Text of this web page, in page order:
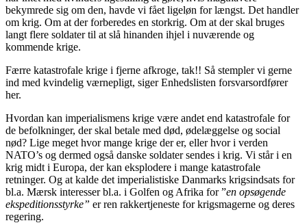
bekymrede sig om den, havde vi fået ligeløn for længst. Det handler
om krig. Om at der forberedes en storkrig. Om at der skal bruges
langt flere soldater til at slå hinanden ihjel i nuværende og
kommende krige.
Færre katastrofale krige i fjerne afkroge, tak!! Så stempler vi gerne
ind med kvindelig værnepligt, siger Enhedslisten forsvarsordfører
her.
Hvordan kan imperialismens krige være andet end katastrofale for
de befolkninger, der skal betale med død, ødelæggelse og social
nød? Lige meget hvor mange krige der er, eller hvor i verden
NATO’s og dermed også danske soldater sendes i krig. Vi står i en
krig midt i Europa, der kan eksplodere i mange katastrofale
retninger. Og at kalde det imperialistiske Danmarks krigsindsats for
bl.a. Mærsk interesser bl.a. i Golfen og Afrika for ”en opsøgende
ekspeditionsstyrke” er ren rakkertjeneste for krigsmagerne og deres
regering.